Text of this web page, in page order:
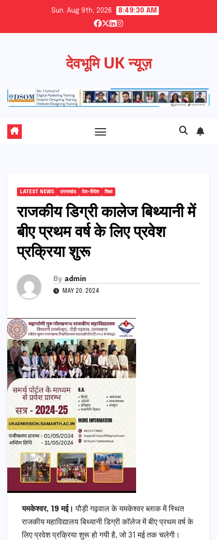
content
Sun. Aug 9th, 2026 8:49:31 AM
देवभूमि UK न्यूज़
LATEST NEWS उत्तराखंड देश-विदेश शिक्षा
राजकीय डिग्री कालेज बिथ्यानी में
बीए प्रथम वर्ष के लिए प्रवेश
प्रक्रिया शुरू
By admin
MAY 20, 2024
यमकेश्वर, 19 मई। पौड़ी गढ़वाल के यमकेश्वर ब्लाक में स्थित
राजकीय महाविद्यालय बिथ्यानी डिग्री कॉलेज में बीए प्रथम वर्ष के
लिए प्रवेश प्रक्रिया शुरू हो गयी है, जो 31 मई तक चलेगी।